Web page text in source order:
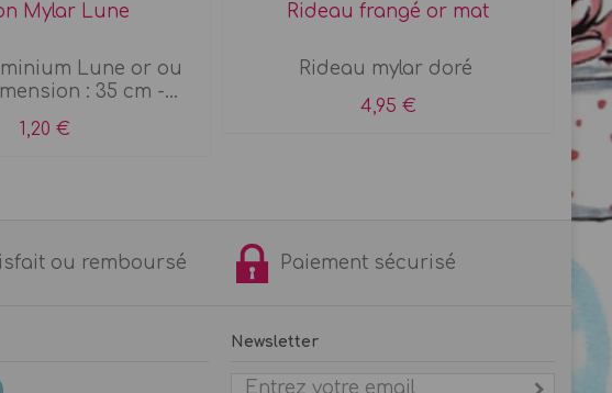
Mylar Lune
Lune or ou
: 35 cm -...
1,20 €
Rideau frangé or mat
Rideau mylar doré
4,95 €
ou remboursé Paiement sécurisé
Newsletter